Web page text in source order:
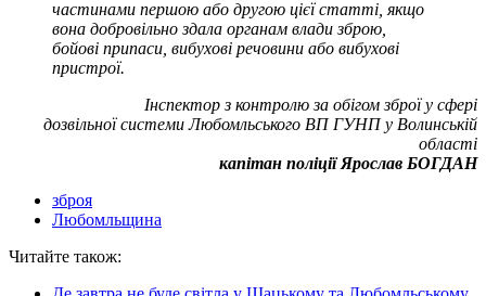
частинами першою або другою цієї статті, якщо
вона добровільно здала органам влади зброю,
бойові припаси, вибухові речовини або вибухові
пристрої.
Інспектор з контролю за обігом зброї у сфері
дозвільної системи Любомльського ВП ГУНП у Волинській
області
капітан поліції Ярослав БОГДАН
зброя
Любомльщина
Читайте також: